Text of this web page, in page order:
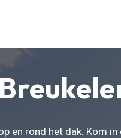
en rond het dak. Kom